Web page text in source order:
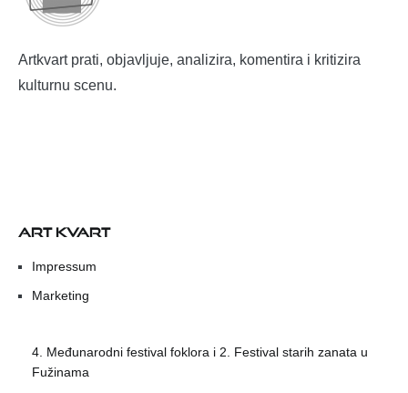
Artkvart prati, objavljuje, analizira, komentira i kritizira
kulturnu scenu.
ART KVART
Impressum
Marketing
4. Međunarodni festival foklora i 2. Festival starih zanata u
Fužinama